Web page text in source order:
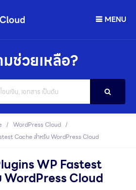
MENU
ช่วยเหลือ?
WordPress Cloud
Cache สำหรับ WordPress Cloud
WP Fastest
WordPress Cloud